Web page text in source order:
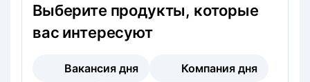
Выберите продукты, которые
вас интересуют
Вакансия дня
Компания дня